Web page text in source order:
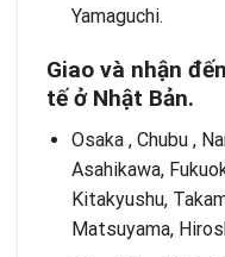
Yamaguchi.
Giao và nhận
tế ở Nhật Bản.
Osaka , Chubu ,
Asahikawa,
Kitakyushu,
Matsuyama,